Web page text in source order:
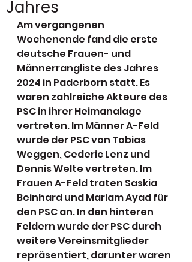
Jahres
Am vergangenen
Wochenende fand die erste
deutsche Frauen- und
Männerrangliste des Jahres
2024 in Paderborn statt. Es
waren zahlreiche Akteure des
PSC in ihrer Heimanalage
vertreten. Im Männer A-Feld
wurde der PSC von Tobias
Weggen, Cederic Lenz und
Dennis Welte vertreten. Im
Frauen A-Feld traten Saskia
Beinhard und Mariam Ayad für
den PSC an. In den hinteren
Feldern wurde der PSC durch
weitere Vereinsmitglieder
repräsentiert, darunter waren